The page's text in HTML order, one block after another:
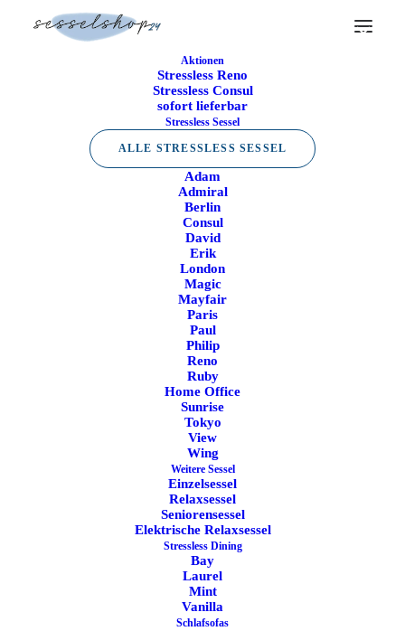
Aktionen
Stressless Reno
Stressless Consul
sofort lieferbar
Stressless Sessel
ALLE STRESSLESS SESSEL
Adam
Admiral
Berlin
Consul
David
Erik
London
Magic
Mayfair
Paris
Paul
Philip
Reno
Ruby
Home Office
Sunrise
Tokyo
View
Wing
Weitere Sessel
Einzelsessel
Relaxsessel
Seniorensessel
Elektrische Relaxsessel
Stressless Dining
Bay
Laurel
Mint
Vanilla
Schlafsofas